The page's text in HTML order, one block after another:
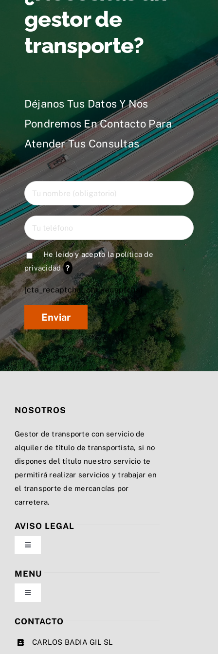
gestor de
transporte?
Déjanos Tus Datos Y Nos
Pondremos En Contacto Para
Atender Tus Consultas
He leido y acepto lapolítica de
privacidad ?
[cta_recaptcha* cta_recaptcha]
NOSOTROS
Gestor de transporte con servicio de
alquiler de título de transportista, si no
dispones del título nuestro servicio te
permitirá realizar servicios y trabajar en
el transporte de mercancías por
carretera.
AVISO LEGAL
Toggle
Navigation
Política de privacidad
Condiciones de uso
MENU
Toggle
Navigation
Nosotros
CONTACTO
CARLOS BADIA GIL SL